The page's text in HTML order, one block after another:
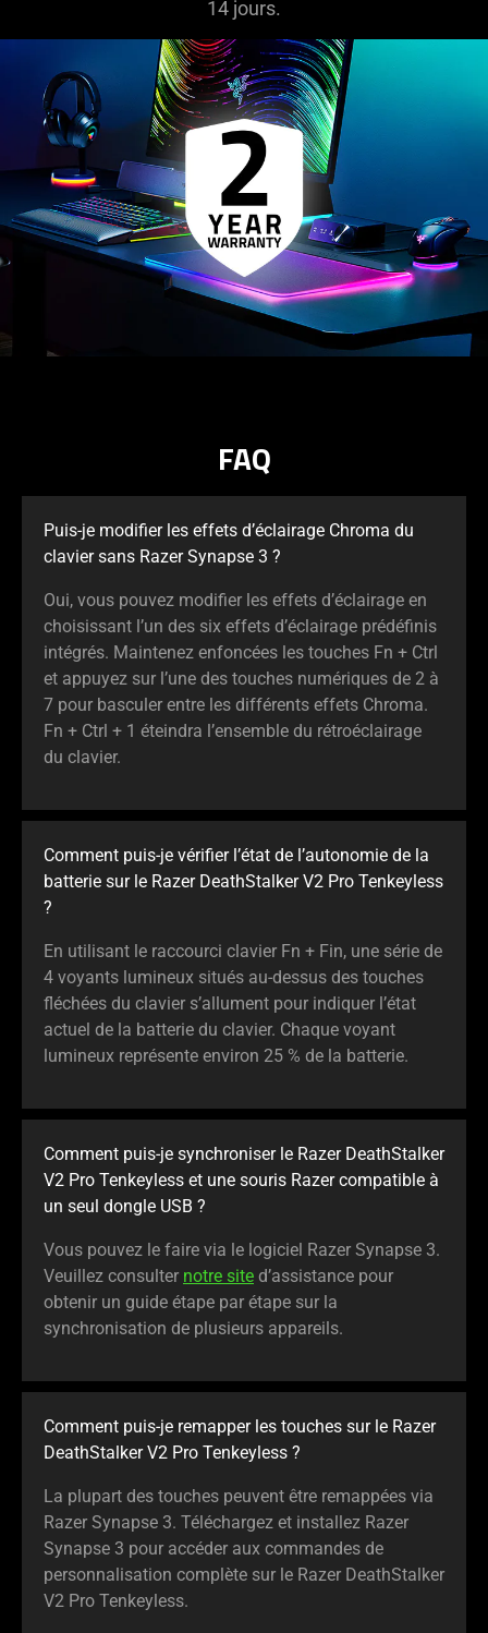
14 jours.
FAQ
Puis-je modifier les effets d’éclairage Chroma du
clavier sans Razer Synapse 3 ?
Oui, vous pouvez modifier les effets d’éclairage en
choisissant l’un des six effets d’éclairage prédéfinis
intégrés. Maintenez enfoncées les touches Fn + Ctrl
et appuyez sur l’une des touches numériques de 2 à
7 pour basculer entre les différents effets Chroma.
Fn + Ctrl + 1 éteindra l’ensemble du rétroéclairage
du clavier.
Comment puis-je vérifier l’état de l’autonomie de la
batterie sur le Razer DeathStalker V2 Pro Tenkeyless
?
En utilisant le raccourci clavier Fn + Fin, une série de
4 voyants lumineux situés au-dessus des touches
fléchées du clavier s’allument pour indiquer l’état
actuel de la batterie du clavier. Chaque voyant
lumineux représente environ 25 % de la batterie.
Comment puis-je synchroniser le Razer DeathStalker
V2 Pro Tenkeyless et une souris Razer compatible à
un seul dongle USB ?
Vous pouvez le faire via le logiciel Razer Synapse 3.
Veuillez consulter notre site d’assistance pour
obtenir un guide étape par étape sur la
synchronisation de plusieurs appareils.
Comment puis-je remapper les touches sur le Razer
DeathStalker V2 Pro Tenkeyless ?
La plupart des touches peuvent être remappées via
Razer Synapse 3. Téléchargez et installez Razer
Synapse 3 pour accéder aux commandes de
personnalisation complète sur le Razer DeathStalker
V2 Pro Tenkeyless.